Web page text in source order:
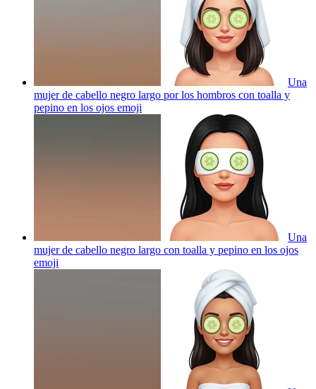
Una
mujer de cabello negro largo por los hombros con toalla y
pepino en los ojos emoji
Una
mujer de cabello negro largo con toalla y pepino en los ojos
emoji